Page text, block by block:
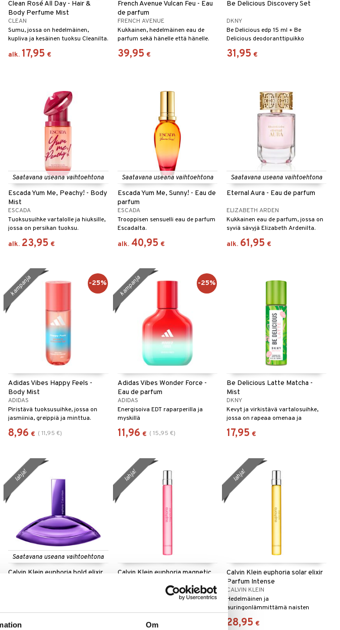
Om
Clean Rosé All Day - Hair &
Body Perfume Mist
CLEAN
Sumu, jossa on hedelmäinen,
kupliva ja kesäinen tuoksu Cleanilta.
alk. 17,95 €
French Avenue Vulcan Feu - Eau
de parfum
FRENCH AVENUE
Kukkainen, hedelmäinen eau de
parfum sekä hänelle että hänelle.
39,95 €
Be Delicious Discovery Set
DKNY
Be Delicious edp 15 ml + Be
Delicious deodoranttipuikko
31,95 €
Saatavana useana vaihtoehtona
Escada Yum Me, Peachy! - Body
Mist
ESCADA
Tuoksusuihke vartalolle ja hiuksille,
jossa on persikan tuoksu.
alk. 23,95 €
Saatavana useana vaihtoehtona
Escada Yum Me, Sunny! - Eau de
parfum
ESCADA
Trooppisen sensuelli eau de parfum
Escadalta.
alk. 40,95 €
Saatavana useana vaihtoehtona
Eternal Aura - Eau de parfum
ELIZABETH ARDEN
Kukkainen eau de parfum, jossa on
syviä sävyjä Elizabeth Ardenilta.
alk. 61,95 €
Adidas Vibes Happy Feels -
Body Mist
ADIDAS
Piristävä tuoksusuihke, jossa on
jasmiinia, greippiä ja minttua.
8,96 € ( 11,95 €)
kampanja -25%
Adidas Vibes Wonder Force -
Eau de parfum
ADIDAS
Energisoiva EDT raparperilla ja
myskillä
11,96 € ( 15,95 €)
kampanja -25%
Be Delicious Latte Matcha -
Mist
DKNY
Kevyt ja virkistävä vartalosuihke,
jossa on rapeaa omenaa ja
matchaa DKNY:lta.
17,95 €
Saatavana useana vaihtoehtona
Calvin Klein euphoria bold elixir
alk.
lahja!
Calvin Klein euphoria magnetic
Aistillinen naisten tuoksu
€
lahja!
Calvin Klein euphoria solar elixir
Parfum Intense
CALVIN KLEIN
Hedelmäinen ja
auringonlämmittämä naisten
tuoksu matkakoossa Calvin
Kleinilta.
28,95 €
lahja!